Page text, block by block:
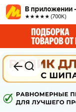
В приложении
★★★★★ (700К)